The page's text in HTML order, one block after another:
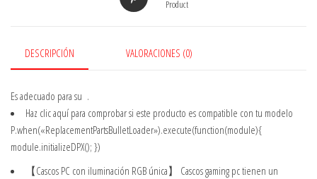
Product
DESCRIPCIÓN VALORACIONES (0)
Es adecuado para su .
Haz clic aquí para comprobar si este producto es compatible con tu modelo
P.when(«ReplacementPartsBulletLoader»).execute(function(module){
module.initializeDPX(); })
【Cascos PC con iluminación RGB única】 Cascos gaming pc tienen un